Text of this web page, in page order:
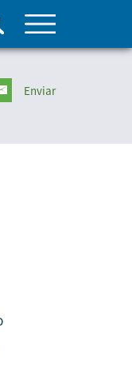
Enviar